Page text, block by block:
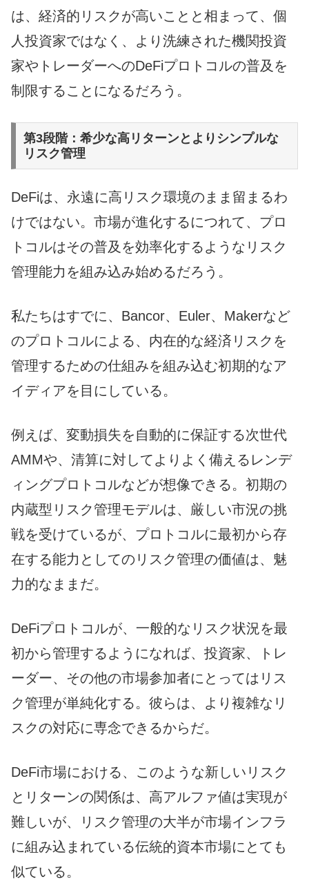
は、経済的リスクが高いことと相まって、個
人投資家ではなく、より洗練された機関投資
家やトレーダーへのDeFiプロトコルの普及を
制限することになるだろう。
第3段階：希少な高リターンとよりシンプルな
リスク管理
DeFiは、永遠に高リスク環境のまま留まるわ
けではない。市場が進化するにつれて、プロ
トコルはその普及を効率化するようなリスク
管理能力を組み込み始めるだろう。
私たちはすでに、Bancor、Euler、Makerなど
のプロトコルによる、内在的な経済リスクを
管理するための仕組みを組み込む初期的なア
イディアを目にしている。
例えば、変動損失を自動的に保証する次世代
AMMや、清算に対してよりよく備えるレンデ
ィングプロトコルなどが想像できる。初期の
内蔵型リスク管理モデルは、厳しい市況の挑
戦を受けているが、プロトコルに最初から存
在する能力としてのリスク管理の価値は、魅
力的なままだ。
DeFiプロトコルが、一般的なリスク状況を最
初から管理するようになれば、投資家、トレ
ーダー、その他の市場参加者にとってはリス
ク管理が単純化する。彼らは、より複雑なリ
スクの対応に専念できるからだ。
DeFi市場における、このような新しいリスク
とリターンの関係は、高アルファ値は実現が
難しいが、リスク管理の大半が市場インフラ
に組み込まれている伝統的資本市場にとても
似ている。